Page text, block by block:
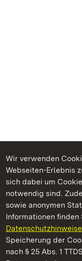
Wir verwenden
Webseiten-Erlebnis
sich dabei um
notwendig sind.
sowie anonymen
Informationen finden
Speicherung der
nach § 25 Abs. 1
Kommen.
Staatliche Schlösser
Staatliche